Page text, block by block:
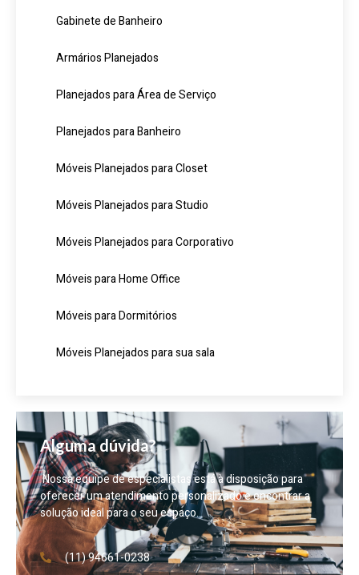
Gabinete de Banheiro
Armários Planejados
Planejados para Área de Serviço
Planejados para Banheiro
Móveis Planejados para Closet
Móveis Planejados para Studio
Móveis Planejados para Corporativo
Móveis para Home Office
Móveis para Dormitórios
Móveis Planejados para sua sala
Alguma dúvida?
Nossa equipe de especialistas está à disposição para
oferecer um atendimento personalizado e encontrar a
solução ideal para o seu espaço.
(11) 94661-0238